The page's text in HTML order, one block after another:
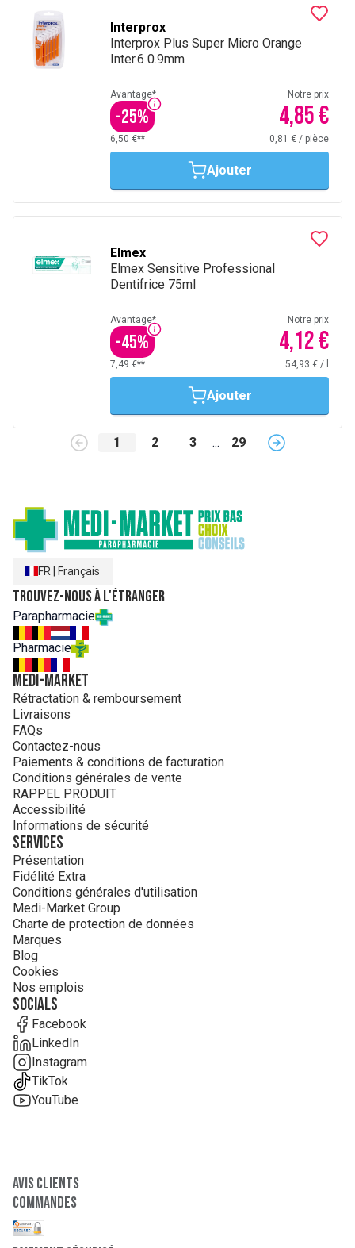
Interprox
Interprox Plus Super Micro Orange
Inter.6 0.9mm
Avantage*
-25%
Notre prix
4,85 €
6,50 €** 0,81 € / pièce
Ajouter
Elmex
Elmex Sensitive Professional
Dentifrice 75ml
Avantage*
-45%
Notre prix
4,12 €
7,49 €** 54,93 € /
Ajouter
1 2 3 ... 29
FR Français
Trouvez-nous à l'étranger
Parapharmacie
Pharmacie
MEDI-MARKET
Rétractation & remboursement
Livraisons
FAQs
Contactez-nous
Paiements & conditions de facturation
Conditions générales de vente
RAPPEL PRODUIT
Accessibilité
Informations de sécurité
Services
Présentation
Fidélité Extra
Conditions générales d'utilisation
Medi-Market Group
Charte de protection de données
Marques
Blog
Cookies
Nos emplois
Socials
Facebook
LinkedIn
Instagram
TikTok
YouTube
Avis clients
Commandes